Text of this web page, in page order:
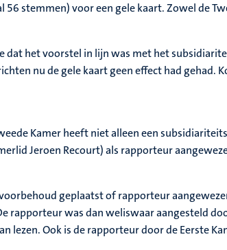
stemmen) voor een gele kaart. Zowel de
dat het voorstel in lijn was met het
nu de gele kaart geen effect had gehad.
Kamer heeft niet alleen een
Jeroen Recourt) als rapporteur
geplaatst of rapporteur
rapporteur was dan weliswaar aangesteld
lezen. Ook is de rapporteur door de Eerste